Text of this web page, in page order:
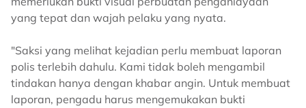
yang tepat dan wajah pelaku yang nyata.
"Saksi yang melihat kejadian perlu membuat laporan
polis terlebih dahulu. Kami tidak boleh mengambil
tindakan hanya dengan khabar angin. Untuk membuat
laporan, pengadu harus mengemukakan bukti